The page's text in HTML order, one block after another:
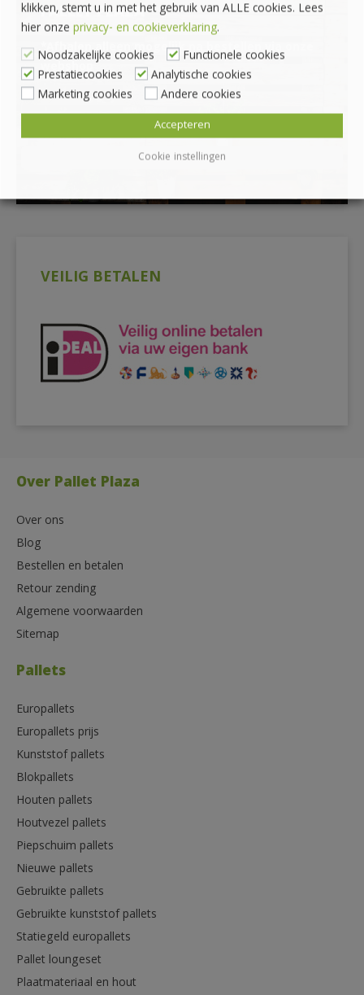
PALLET PLAZA
*Afhalen alleen mogelijk na bestellen via onze
webshop
VEILIG BETALEN
Over Pallet Plaza
Over ons
Blog
Bestellen en betalen
Retour zending
Algemene voorwaarden
Sitemap
Pallets
Europallets
Europallets prijs
Kunststof pallets
Blokpallets
Houten pallets
Houtvezel pallets
Piepschuim pallets
Nieuwe pallets
Gebruikte pallets
Gebruikte kunststof pallets
Statiegeld europallets
Pallet loungeset
Plaatmateriaal en hout
klikken, stemt u in met het gebruik van ALLE cookies. Lees
hier onze privacy- en cookieverklaring.
Noodzakelijke cookies
Functionele cookies
Prestatiecookies
Analytische cookies
Marketing cookies
Andere cookies
Cookie instellingen
Accepteren